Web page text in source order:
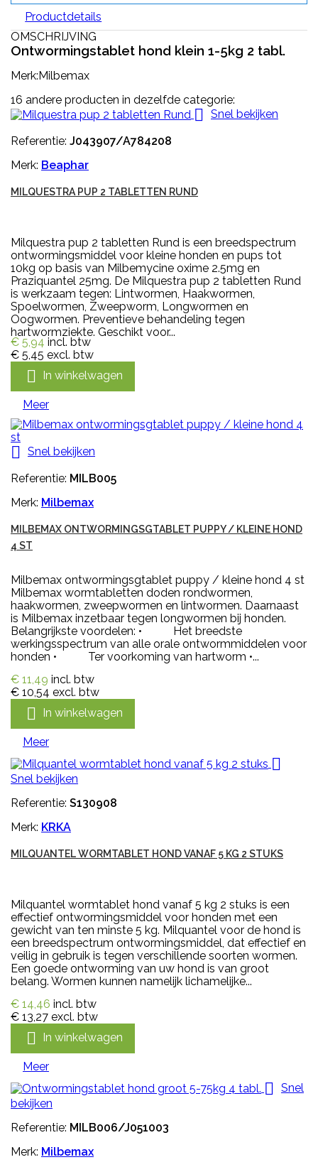
Productdetails
OMSCHRIJVING
Ontwormingstablet hond klein 1-5kg 2 tabl.
Merk:Milbemax
16 andere producten in dezelfde categorie:
 Snel bekijken
Referentie: J043907/A784208
Merk: Beaphar
MILQUESTRA PUP 2 TABLETTEN RUND
Milquestra pup 2 tabletten Rund is een breedspectrum
ontwormingsmiddel voor kleine honden en pups tot
10kg op basis van Milbemycine oxime 2.5mg en
Praziquantel 25mg. De Milquestra pup 2 tabletten Rund
is werkzaam tegen: Lintwormen, Haakwormen,
Spoelwormen, Zweepworm, Longwormen en
Oogwormen. Preventieve behandeling tegen
hartwormziekte. Geschikt voor...
€ 5,94 incl. btw
€ 5,45 excl. btw
 In winkelwagen
Meer
 Snel bekijken
Referentie: MILB005
Merk: Milbemax
MILBEMAX ONTWORMINGSGTABLET PUPPY / KLEINE HOND
4 ST
Milbemax ontwormingsgtablet puppy / kleine hond 4 st
Milbemax wormtabletten doden rondwormen,
haakwormen, zweepwormen en lintwormen. Daarnaast
is Milbemax inzetbaar tegen longwormen bij honden.
Belangrijkste voordelen: • Het breedste
werkingsspectrum van alle orale ontwormmiddelen voor
honden • Ter voorkoming van hartworm •...
€ 11,49 incl. btw
€ 10,54 excl. btw
 In winkelwagen
Meer

Snel bekijken
Referentie: S130908
Merk: KRKA
MILQUANTEL WORMTABLET HOND VANAF 5 KG 2 STUKS
Milquantel wormtablet hond vanaf 5 kg 2 stuks is een
effectief ontwormingsmiddel voor honden met een
gewicht van ten minste 5 kg. Milquantel voor de hond is
een breedspectrum ontwormingsmiddel, dat effectief en
veilig in gebruik is tegen verschillende soorten wormen.
Een goede ontworming van uw hond is van groot
belang. Wormen kunnen namelijk lichamelijke...
€ 14,46 incl. btw
€ 13,27 excl. btw
 In winkelwagen
Meer
 Snel
bekijken
Referentie: MILB006/J051003
Merk: Milbemax